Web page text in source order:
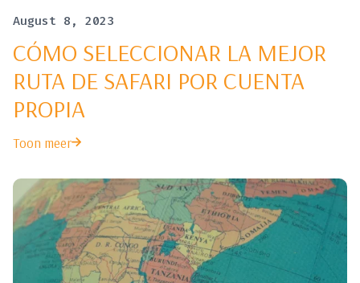
August 8, 2023
CÓMO SELECCIONAR LA MEJOR
RUTA DE SAFARI POR CUENTA
PROPIA
Toon meer